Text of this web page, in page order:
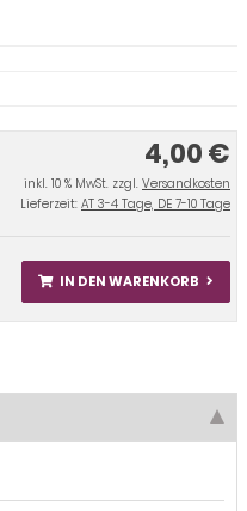
4,00 €
inkl. 10 % MwSt. zzgl. Versandkosten
Lieferzeit: AT 3-4 Tage, DE 7-10 Tage
IN DEN WARENKORB